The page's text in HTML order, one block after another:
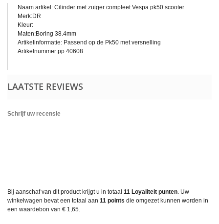
Naam artikel: Cilinder met zuiger compleet Vespa pk50 scooter
Merk:DR
Kleur:
Maten:Boring 38.4mm
Artikelinformatie: Passend op de Pk50 met versnelling
Artikelnummer:pp 40608
LAATSTE REVIEWS
Schrijf uw recensie
Bij aanschaf van dit product krijgt u in totaal 11 Loyaliteit punten. Uw
winkelwagen bevat een totaal aan 11 points die omgezet kunnen worden in
een waardebon van € 1,65.